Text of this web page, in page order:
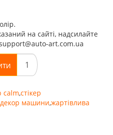
на сайті, надсилайте
art.com.ua
calm,стікер
декор машини,жартівлива